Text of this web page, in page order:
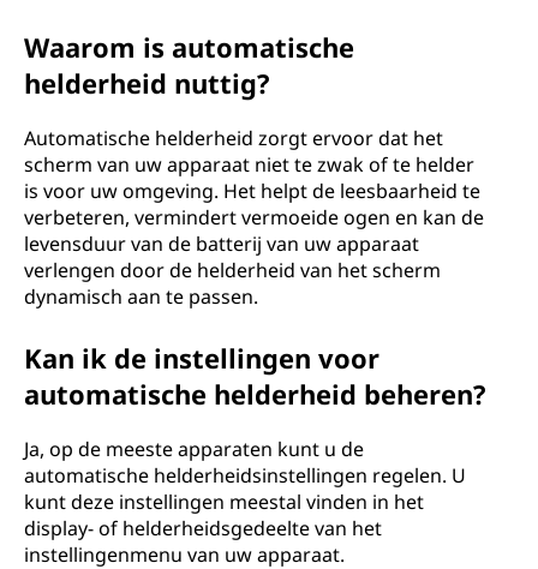
Waarom is automatische
helderheid nuttig?
Automatische helderheid zorgt ervoor dat het
scherm van uw apparaat niet te zwak of te helder
is voor uw omgeving. Het helpt de leesbaarheid te
verbeteren, vermindert vermoeide ogen en kan de
levensduur van de batterij van uw apparaat
verlengen door de helderheid van het scherm
dynamisch aan te passen.
Kan ik de instellingen voor
automatische helderheid beheren?
Ja, op de meeste apparaten kunt u de
automatische helderheidsinstellingen regelen. U
kunt deze instellingen meestal vinden in het
display- of helderheidsgedeelte van het
instellingenmenu van uw apparaat.